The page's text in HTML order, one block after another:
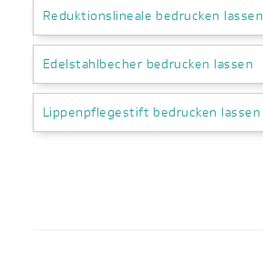
Reduktionslineale bedrucken lassen
Edelstahlbecher bedrucken lassen
Lippenpflegestift bedrucken lassen